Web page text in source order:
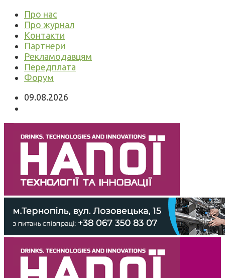
Про нас
Про журнал
Контакти
Партнери
Рекламодавцям
Передплата
Форум
09.08.2026